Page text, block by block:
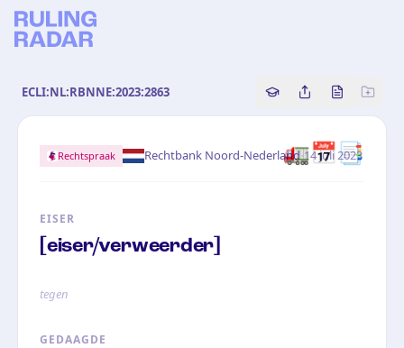
ECLI:NL:RBNNE:2023:2863 Copy source
Share this
Bekijk
🚛📅📑
Rechtspraak Rechtbank Noord-Nederland·14 juli 2023
EISER
[eiser/verweerder]
tegen
GEDAAGDE